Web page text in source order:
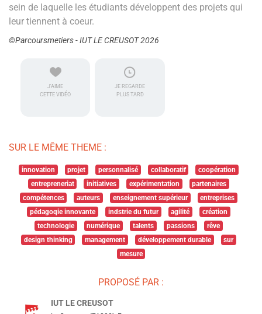
sein de laquelle les étudiants développent des projets qui
leur tiennent à coeur.
©Parcoursmetiers - IUT LE CREUSOT 2026
J'AIME
CETTE VIDÉO
JE REGARDE
PLUS TARD
SUR LE MÊME THEME :
innovation projet personnalisé collaboratif
coopération
entrepreneriat
initiatives expérimentation
partenaires
compétences
auteurs enseignement supérieur
entreprises
pédagoqie innovante
indstrie du futur agilité
création
technologie
numérique talents passions
rêve
design thinking
management développement durable
sur
mesure
PROPOSÉ PAR :
IUT LE CREUSOT